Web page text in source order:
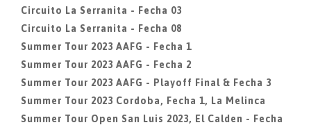
Circuito La Serranita - Fecha 03
Circuito La Serranita - Fecha 08
Summer Tour 2023 AAFG - Fecha 1
Summer Tour 2023 AAFG - Fecha 2
Summer Tour 2023 AAFG - Playoff Final & Fecha 3
Summer Tour 2023 Cordoba, Fecha 1, La Melinca
Summer Tour Open San Luis 2023, El Calden - Fecha